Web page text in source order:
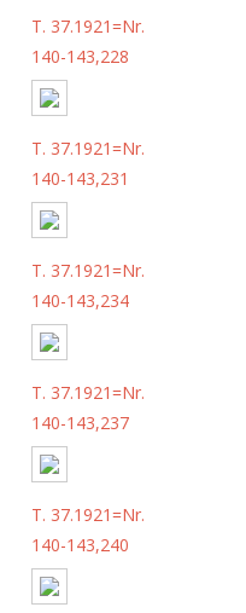
T. 37.1921=Nr.
140-143,228
T. 37.1921=Nr.
140-143,231
T. 37.1921=Nr.
140-143,234
T. 37.1921=Nr.
140-143,237
T. 37.1921=Nr.
140-143,240